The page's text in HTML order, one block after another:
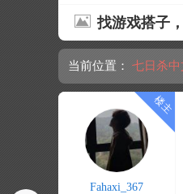
找游戏搭子
当前位置： 七日杀中
Fahaxi_367